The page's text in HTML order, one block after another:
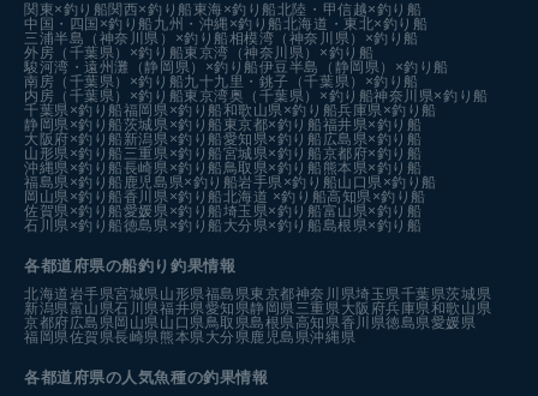
関東×釣り船関西×釣り船 東海×釣り船北陸・甲信越×釣り船
中国・四国×釣り船 九州・沖縄×釣り船北海道・東北×釣り船
三浦半島（神奈川県）×釣り船相模湾（神奈川県）×釣り船
外房（千葉県）×釣り船東京湾（神奈川県）×釣り船
駿河湾・遠州灘（静岡県）×釣り船伊豆半島（静岡県）×釣り船
南房（千葉県）×釣り船九十九里・銚子（千葉県）×釣り船
内房（千葉県）×釣り船東京湾奥（千葉県）×釣り船神奈川県×釣り船
千葉県×釣り船福岡県×釣り船和歌山県×釣り船兵庫県×釣り船
静岡県×釣り船茨城県×釣り船 東京都×釣り船福井県×釣り船
大阪府×釣り船 新潟県×釣り船愛知県×釣り船 広島県×釣り船
山形県×釣り船 三重県×釣り船宮城県×釣り船京都府×釣り船
沖縄県×釣り船長崎県×釣り船鳥取県×釣り船 熊本県×釣り船
福島県×釣り船 鹿児島県×釣り船岩手県×釣り船山口県×釣り船
岡山県×釣り船香川県×釣り船北海道 ×釣り船高知県×釣り船
佐賀県×釣り船愛媛県×釣り船埼玉県×釣り船富山県×釣り船
石川県×釣り船徳島県×釣り船 大分県×釣り船島根県×釣り船
各都道府県の船釣り釣果情報
北海道岩手県宮城県山形県福島県東京都神奈川県埼玉県千葉県茨城県
新潟県富山県石川県福井県愛知県静岡県三重県大阪府兵庫県和歌山県
京都府広島県岡山県山口県鳥取県島根県高知県香川県徳島県愛媛県
福岡県佐賀県長崎県熊本県大分県鹿児島県沖縄県
各都道府県の人気魚種の釣果情報